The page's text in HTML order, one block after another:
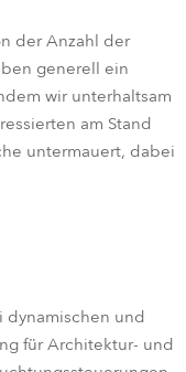
der Anzahl der
generell ein
wir unterhaltsam
am Stand
untermauert, dabei
dynamischen und
für Architektur- und